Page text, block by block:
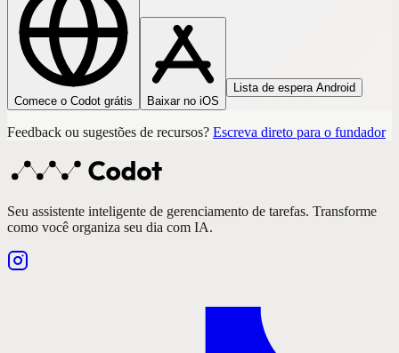
Comece o Codot grátis Baixar no iOS
Lista de espera Android
Feedback ou sugestões de recursos? Escreva direto para o fundador
Seu assistente inteligente de gerenciamento de tarefas. Transforme
como você organiza seu dia com IA.